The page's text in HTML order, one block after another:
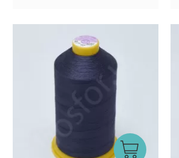
Туреччина
100% CF nylon